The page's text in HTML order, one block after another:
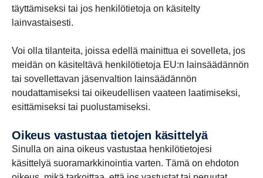
täyttämiseksi tai jos henkilötietoja on käsitelty
lainvastaisesti.
Voi olla tilanteita, joissa edellä mainittua ei sovelleta, jos
meidän on käsiteltävä henkilötietoja EU:n lainsäädännön
tai sovellettavan jäsenvaltion lainsäädännön
noudattamiseksi tai oikeudellisen vaateen laatimiseksi,
esittämiseksi tai puolustamiseksi.
Oikeus vastustaa tietojen käsittelyä
Sinulla on aina oikeus vastustaa henkilötietojesi
käsittelyä suoramarkkinointia varten. Tämä on ehdoton